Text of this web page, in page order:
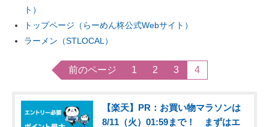
ト）
トップページ（らーめん柊公式Webサイト）
ラーメン（STLOCAL）
前のページ 1 2 3 4
【楽天】PR：お買い物マラソンは
8/11（火）01:59まで！ まずはエ